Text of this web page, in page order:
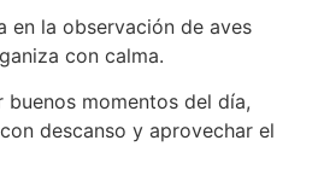
en la observación de aves
con calma.
momentos del día,
descanso y aprovechar el